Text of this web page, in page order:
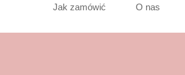
Jak zamówić
O nas